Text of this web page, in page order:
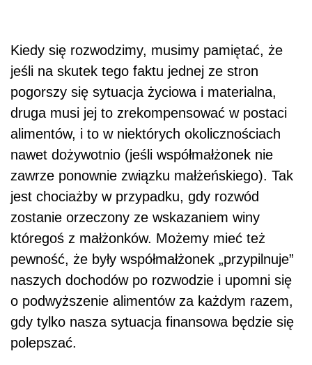
Kiedy się rozwodzimy, musimy pamiętać, że
jeśli na skutek tego faktu jednej ze stron
pogorszy się sytuacja życiowa i materialna,
druga musi jej to zrekompensować w postaci
alimentów, i to w niektórych okolicznościach
nawet dożywotnio (jeśli współmałżonek nie
zawrze ponownie związku małżeńskiego). Tak
jest chociażby w przypadku, gdy rozwód
zostanie orzeczony ze wskazaniem winy
któregoś z małżonków. Możemy mieć też
pewność, że były współmałżonek „przypilnuje”
naszych dochodów po rozwodzie i upomni się
o podwyższenie alimentów za każdym razem,
gdy tylko nasza sytuacja finansowa będzie się
polepszać.